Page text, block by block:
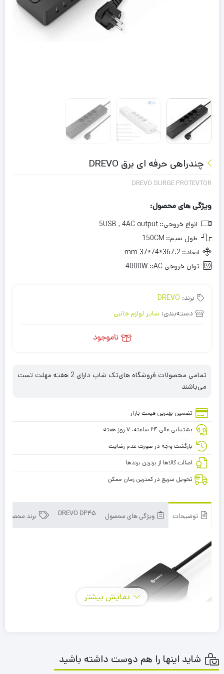
چندراهی حرفه ای برق DREVO
DREVO SURGE PROTEVTOR
ویژگی های محصول:
انواع خروجی:: 5USB , 4AC output
طول سیم:: 150CM
ابعاد:: 367.2*74*37 mm
توان خروجی AC::
4000W
برند: DREVO
دسته‌بندی: سایر لوازم جانبی
ناموجود
تمامی محصولات فروشگاه های‌تک شاپ دارای 2 هفته مهلت تست
می‌باشند
تضمین بهترین قیمت بازار
پشتیبانی عالی ۲۴ ساعته، ۷ روز هفته
بازگشت وجه در صورت عدم رضایت
اصالت کالاها از برترین برندها
تحویل سریع در کمترین زمان ممکن
توضیحات ویژگی های محصول DREVO DP45 برند محصول
نمایش بیشتر
شاید اینها را هم دوست داشته باشید